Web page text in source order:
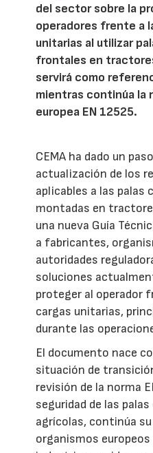
del sector sobre la
operadores frente a
unitarias al utilizar
frontales en
servirá como
mientras continúa la
europea EN 12525.
CEMA ha dado un
actualización de los
aplicables a las
montadas en
una nueva Guía
a fabricantes,
autoridades
soluciones
proteger al operador
cargas unitarias,
durante las
El documento nace
situación de
revisión de la norma
seguridad de las
agrícolas, continúa
organismos